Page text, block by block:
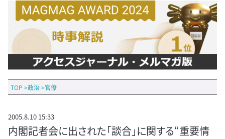
TOP >政治>官僚
2005.8.10 15:33
内閣記者会に出された「談合」に関する“重要情